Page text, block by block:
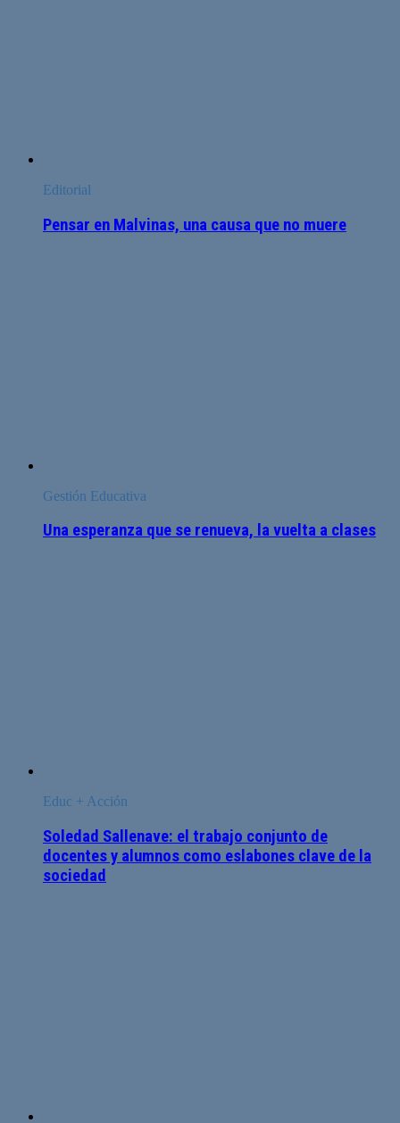
Editorial
Pensar en Malvinas, una causa que no muere
Gestión Educativa
Una esperanza que se renueva, la vuelta a clases
Educ + Acción
Soledad Sallenave: el trabajo conjunto de
docentes y alumnos como eslabones clave de la
sociedad